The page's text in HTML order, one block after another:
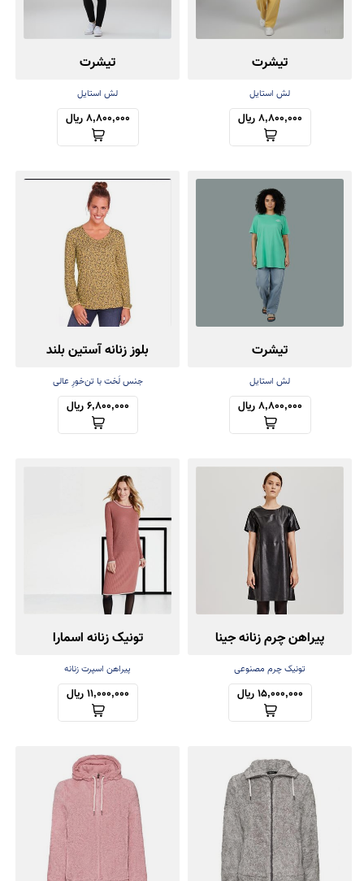
تیشرت
لش استایل
8,800,000 ریال
تیشرت
لش استایل
8,800,000 ریال
تیشرت
لش استایل
8,800,000 ریال
بلوز زنانه آستین بلند
جنس لَخت با تن‌خورِ عالی
6,800,000 ریال
پیراهن چرم زنانه جینا
تونیک چرم مصنوعی
15,000,000 ریال
تونیک زنانه اسمارا
پیراهن اسپرت زنانه
11,000,000 ریال